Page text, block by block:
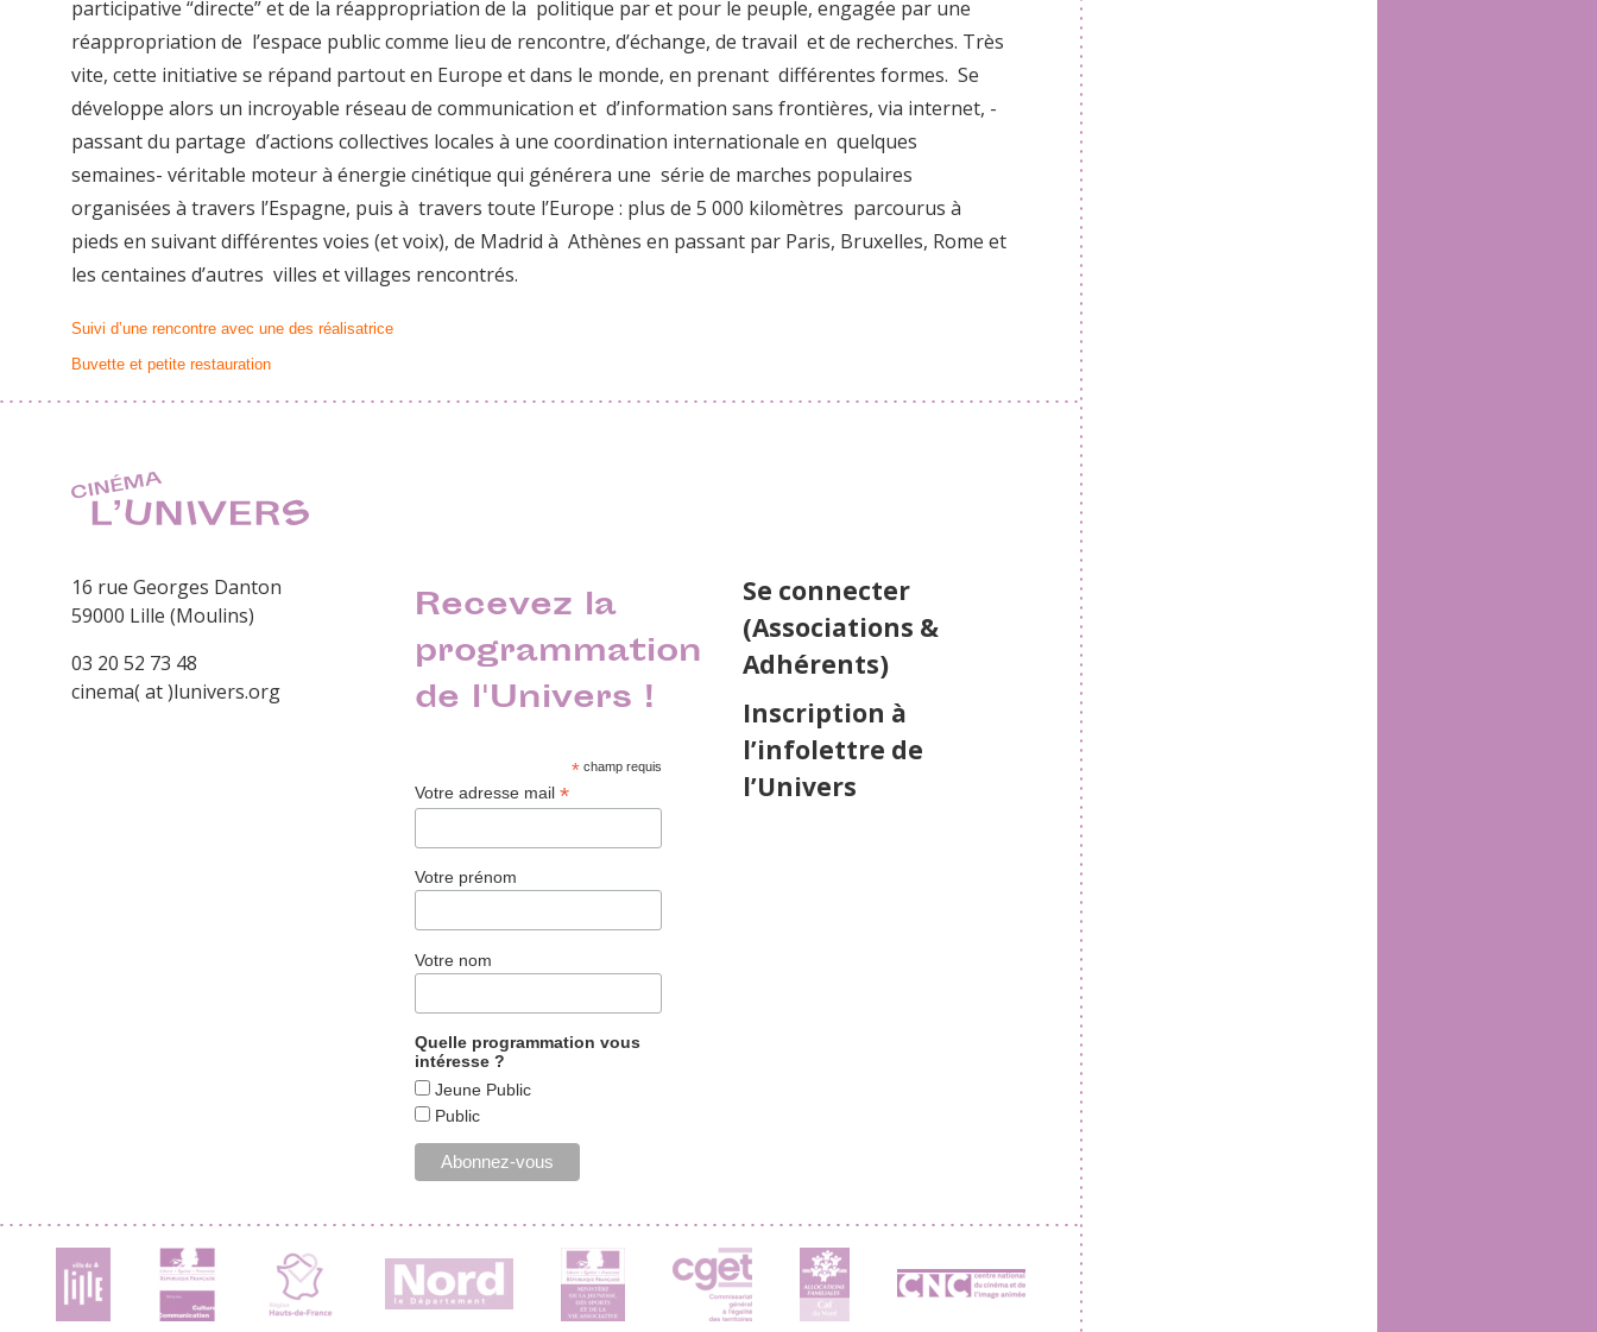
participative “directe” et de la réappropriation de la politique par et pour le peuple, engagée par une
réappropriation de l’espace public comme lieu de rencontre, d’échange, de travail et de recherches. Très
vite, cette initiative se répand partout en Europe et dans le monde, en prenant différentes formes. Se
développe alors un incroyable réseau de communication et d’information sans frontières, via internet, -
passant du partage d’actions collectives locales à une coordination internationale en quelques
semaines- véritable moteur à énergie cinétique qui générera une série de marches populaires
organisées à travers l’Espagne, puis à travers toute l’Europe : plus de 5 000 kilomètres parcourus à
pieds en suivant différentes voies (et voix), de Madrid à Athènes en passant par Paris, Bruxelles, Rome et
les centaines d’autres villes et villages rencontrés.
Suivi d’une rencontre avec une des réalisatrice
Buvette et petite restauration
16 rue Georges Danton
59000 Lille (Moulins)
03 20 52 73 48
cinema( at )lunivers.org
Recevez la
programmation
de l'Univers !
*champ requis
Votre adresse mail*
Votre prénom
Votre nom
Quelle programmation vous
intéresse ?
Jeune Public
Public
Se connecter
(Associations &
Adhérents)
Inscription à
l’infolettre de
l’Univers